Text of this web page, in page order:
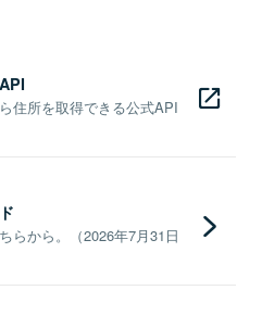
住所を取得できる公式API
らから。（2026年7月31日